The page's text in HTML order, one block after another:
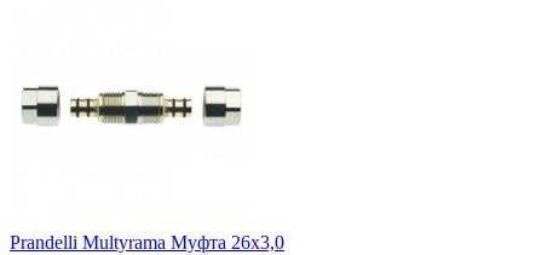
Prandelli Multyrama Муфта 26х3,0